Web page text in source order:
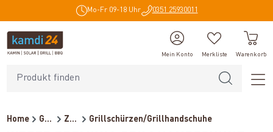
Mo-Fr 09-18 Uhr 0351 25930011
Mein Konto Merkliste Warenkorb
Home Grillzubehör Zubehör Grillschürzen/Grillhandschuhe